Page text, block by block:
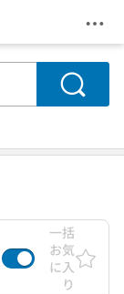
メ
検索
一括
お気
に入
り